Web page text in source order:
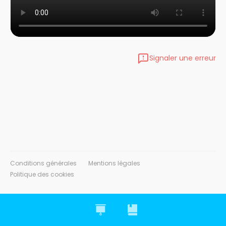
Signaler une erreur
Conditions générales
Mentions légales
Politique des cookies